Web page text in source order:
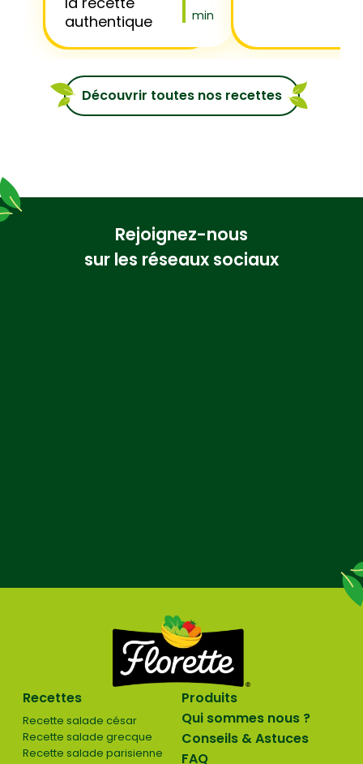
authentique
min
Découvrir toutes nos recettes
Rejoignez-nous
sur les réseaux sociaux
Recettes
Recette salade césar
Recette salade grecque
Recette salade parisienne
Produits
Qui sommes nous ?
Conseils & Astuces
FAQ